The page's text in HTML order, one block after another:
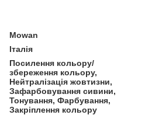
Mowan
Італія
Посилення кольору/
збереження кольору,
Нейтралізація жовтизни,
Зафарбовування сивини,
Тонування, Фарбування,
Закріплення кольору